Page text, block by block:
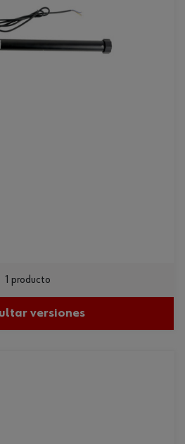
1 producto
versiones